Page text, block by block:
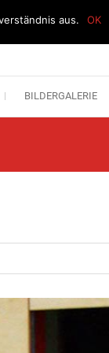
BILDERGALERIE
aus. OK